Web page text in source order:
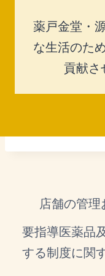
薬戸金堂・
な生活のた
貢献さ
店舗の管
要指導医薬品
する制度に関